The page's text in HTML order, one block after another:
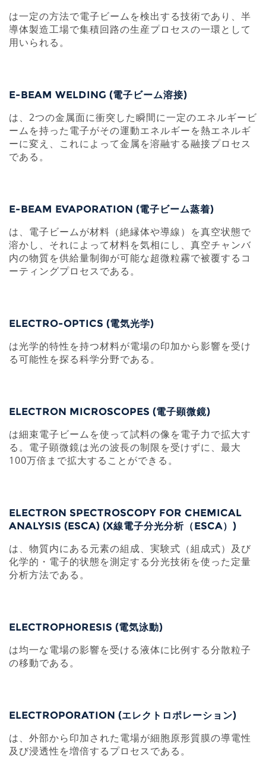
は一定の方法で電子ビームを検出する技術であり、半
導体製造工場で集積回路の生産プロセスの一環として
用いられる。
E-BEAM WELDING (電子ビーム溶接)
は、2つの金属面に衝突した瞬間に一定のエネルギービ
ームを持った電子がその運動エネルギーを熱エネルギ
ーに変え、これによって金属を溶融する融接プロセス
である。
E-BEAM EVAPORATION (電子ビーム蒸着)
は、電子ビームが材料（絶縁体や導線）を真空状態で
溶かし、それによって材料を気相にし、真空チャンバ
内の物質を供給量制御が可能な超微粒霧で被覆するコ
ーティングプロセスである。
ELECTRO-OPTICS (電気光学)
は光学的特性を持つ材料が電場の印加から影響を受け
る可能性を探る科学分野である。
ELECTRON MICROSCOPES (電子顕微鏡)
は細束電子ビームを使って試料の像を電子力で拡大す
る。電子顕微鏡は光の波長の制限を受けずに、最大
100万倍まで拡大することができる。
ELECTRON SPECTROSCOPY FOR CHEMICAL
ANALYSIS (ESCA) (X線電子分光分析（ESCA）)
は、物質内にある元素の組成、実験式（組成式）及び
化学的・電子的状態を測定する分光技術を使った定量
分析方法である。
ELECTROPHORESIS (電気泳動)
は均一な電場の影響を受ける液体に比例する分散粒子
の移動である。
ELECTROPORATION (エレクトロポレーション)
は、外部から印加された電場が細胞原形質膜の導電性
及び浸透性を増倍するプロセスである。